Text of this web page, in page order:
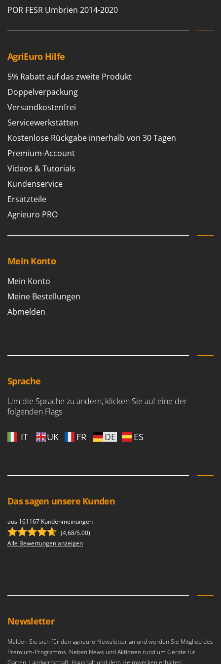
Mähroboter
Manuelle Heckenscheren
Minibacköfen
Motorhacken - Gartenfräsen
Motorspritzen
Mulcher für Traktor
N
Notstromaggregat
Nudelmaschinen
O
Obstmühlen Obsthäcksler Obstmuser
Obstpressen
Olivenernter und Schüttler
P
Palettengabeln für Traktoren
Pflüge für Traktor
Planierschilder für Traktoren
Plasmaschneider
Poolroboter
Rasensodenschneider
Rasentraktoren Aufsitzmäher
Rasentrimmer - Kantenschneider
Rasentrimmer - Motorsensen - Freischneider
Rupfmaschinen
S
Sämaschinen und Düngerstreuer
Scheibenpflüge
Schneefräsen
Schneeräumer
Sichelmähwerke für Traktoren
Sortierer für Oliven
Famag
FBC
Ferroni
Ferrua
FIAC
FIEM
Fimar
FINI
Fiorentini
Fiskars
Flymo
Fontana Forni
G
GeoTech
Gipeco
Goodyear
Gre
H
Hailo
Honda
I
Idromatic
Il-Tec
Imperia
POR FESR Umbrien 2014-2020
AgriEuro Hilfe
5% Rabatt auf das zweite Produkt
Doppelverpackung
Versandkostenfrei
Servicewerkstätten
Kostenlose Rückgabe innerhalb von 30 Tagen
Premium-Account
Videos & Tutorials
Kundenservice
Ersatzteile
Agrieuro PRO
Mein Konto
Mein Konto
Meine Bestellungen
Abmelden
Sprache
Um die Sprache zu ändern, klicken Sie auf eine der
folgenden Flags
IT UK FR DE ES
Das sagen unsere Kunden
aus 161167 Kundenmeinungen
(4,68/5.00)
Alle Bewertungen anzeigen
Newsletter
Melden Sie sich für den agrieuro-Newsletter an und werden Sie Mitglied des
Premium-Programms. Neben News und Aktionen rund um Geräte für